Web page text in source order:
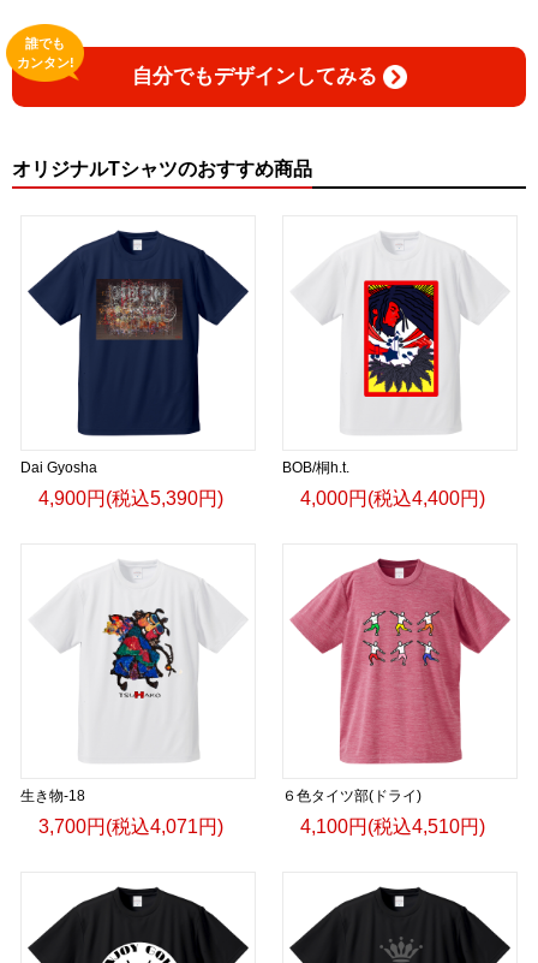
自分でもデザインしてみる
誰でも
カンタン!
オリジナルTシャツのおすすめ商品
Dai Gyosha
4,900円(税込5,390円)
BOB/桐h.t.
4,000円(税込4,400円)
生き物-18
3,700円(税込4,071円)
６色タイツ部(ドライ)
4,100円(税込4,510円)